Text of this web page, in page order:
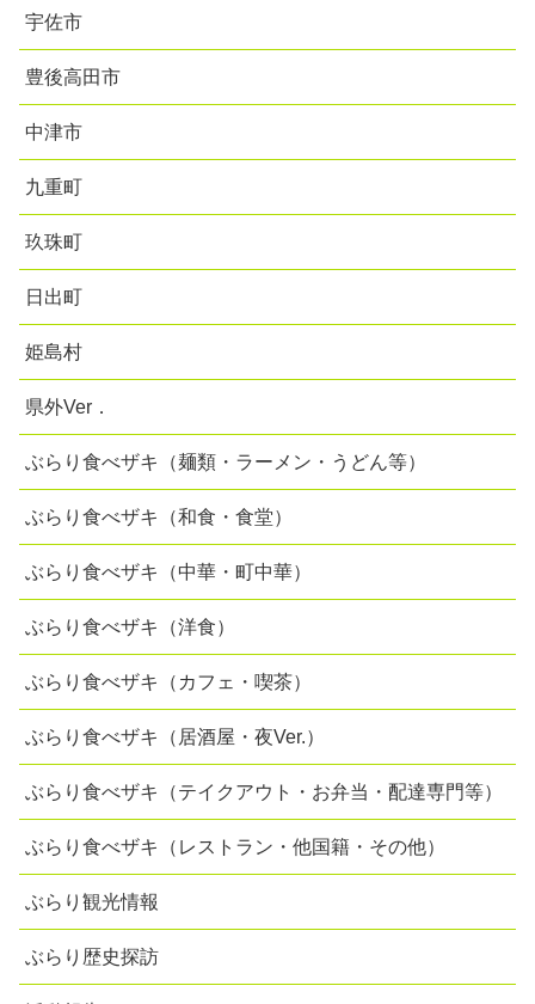
宇佐市
豊後高田市
中津市
九重町
玖珠町
日出町
姫島村
県外Ver．
ぶらり食べザキ（麺類・ラーメン・うどん等）
ぶらり食べザキ（和食・食堂）
ぶらり食べザキ（中華・町中華）
ぶらり食べザキ（洋食）
ぶらり食べザキ（カフェ・喫茶）
ぶらり食べザキ（居酒屋・夜Ver.）
ぶらり食べザキ（テイクアウト・お弁当・配達専門等）
ぶらり食べザキ（レストラン・他国籍・その他）
ぶらり観光情報
ぶらり歴史探訪